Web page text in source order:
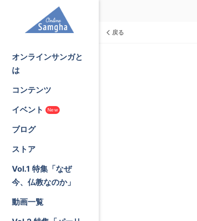
オンラインサンガと
は
コンテンツ
イベント
New
ブログ
ストア
Vol.1 特集「なぜ
今、仏教なのか」
動画一覧
戻る